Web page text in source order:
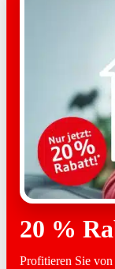
20 %
Profitieren Sie von